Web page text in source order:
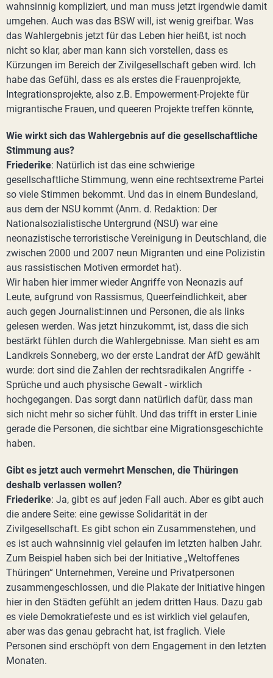
wahnsinnig kompliziert, und man muss jetzt irgendwie damit
umgehen. Auch was das BSW will, ist wenig greifbar. Was
das Wahlergebnis jetzt für das Leben hier heißt, ist noch
nicht so klar, aber man kann sich vorstellen, dass es
Kürzungen im Bereich der Zivilgesellschaft geben wird. Ich
habe das Gefühl, dass es als erstes die Frauenprojekte,
Integrationsprojekte, also z.B. Empowerment-Projekte für
migrantische Frauen, und queeren Projekte treffen könnte,
Wie wirkt sich das Wahlergebnis auf die gesellschaftliche
Stimmung aus?
Friederike: Natürlich ist das eine schwierige
gesellschaftliche Stimmung, wenn eine rechtsextreme Partei
so viele Stimmen bekommt. Und das in einem Bundesland,
aus dem der NSU kommt (Anm. d. Redaktion: Der
Nationalsozialistische Untergrund (NSU) war eine
neonazistische terroristische Vereinigung in Deutschland, die
zwischen 2000 und 2007 neun Migranten und eine Polizistin
aus rassistischen Motiven ermordet hat).
Wir haben hier immer wieder Angriffe von Neonazis auf
Leute, aufgrund von Rassismus, Queerfeindlichkeit, aber
auch gegen Journalist:innen und Personen, die als links
gelesen werden. Was jetzt hinzukommt, ist, dass die sich
bestärkt fühlen durch die Wahlergebnisse. Man sieht es am
Landkreis Sonneberg, wo der erste Landrat der AfD gewählt
wurde: dort sind die Zahlen der rechtsradikalen Angriffe -
Sprüche und auch physische Gewalt - wirklich
hochgegangen. Das sorgt dann natürlich dafür, dass man
sich nicht mehr so sicher fühlt. Und das trifft in erster Linie
gerade die Personen, die sichtbar eine Migrationsgeschichte
haben.
Gibt es jetzt auch vermehrt Menschen, die Thüringen
deshalb verlassen wollen?
Friederike: Ja, gibt es auf jeden Fall auch. Aber es gibt auch
die andere Seite: eine gewisse Solidarität in der
Zivilgesellschaft. Es gibt schon ein Zusammenstehen, und
es ist auch wahnsinnig viel gelaufen im letzten halben Jahr.
Zum Beispiel haben sich bei der Initiative „Weltoffenes
Thüringen“ Unternehmen, Vereine und Privatpersonen
zusammengeschlossen, und die Plakate der Initiative hingen
hier in den Städten gefühlt an jedem dritten Haus. Dazu gab
es viele Demokratiefeste und es ist wirklich viel gelaufen,
aber was das genau gebracht hat, ist fraglich. Viele
Personen sind erschöpft von dem Engagement in den letzten
Monaten.